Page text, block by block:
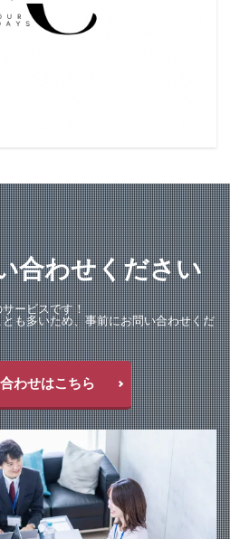
合わせください
ービスです！
も多いため、事前にお問い合わせくだ
わせはこちら